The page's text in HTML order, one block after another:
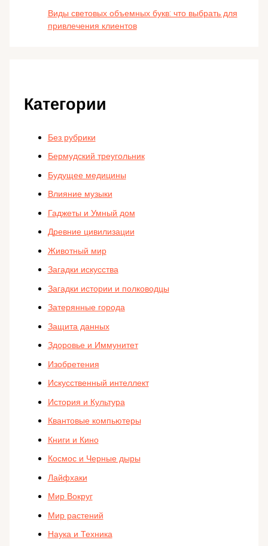
Виды световых объемных букв: что выбрать для
привлечения клиентов
Категории
Без рубрики
Бермудский треугольник
Будущее медицины
Влияние музыки
Гаджеты и Умный дом
Древние цивилизации
Животный мир
Загадки искусства
Загадки истории и полководцы
Затерянные города
Защита данных
Здоровье и Иммунитет
Изобретения
Искусственный интеллект
История и Культура
Квантовые компьютеры
Книги и Кино
Космос и Черные дыры
Лайфхаки
Мир Вокруг
Мир растений
Наука и Техника